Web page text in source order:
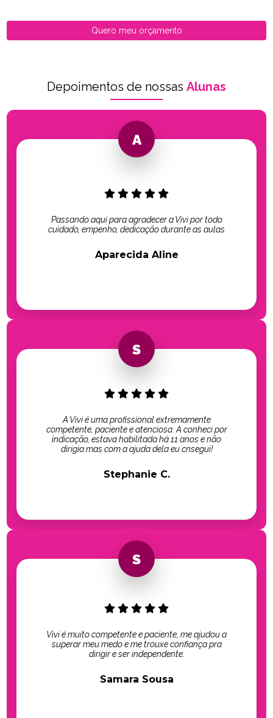
Quero meu orçamento
Depoimentos de nossas Alunas
Passando aqui para agradecer a Vivi por todo
cuidado, empenho, dedicação durante as aulas
Aparecida Aline
A Vivi é uma profissional extremamente
competente, paciente e atenciosa. A conheci por
indicação, estava habilitada há 11 anos e não
dirigia mas com a ajuda dela eu cnsegui!
Stephanie C.
Vivi é muito competente e paciente, me ajudou a
superar meu medo e me trouxe confiança pra
dirigir e ser independente.
Samara Sousa